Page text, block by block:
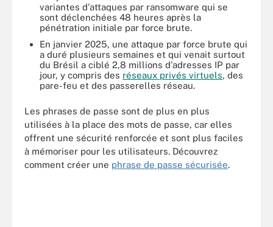
variantes d'attaques par ransomware qui se
sont déclenchées 48 heures après la
pénétration initiale par force brute.
En janvier 2025, une attaque par force brute qui
a duré plusieurs semaines et qui venait surtout
du Brésil a ciblé 2,8 millions d'adresses IP par
jour, y compris des réseaux privés virtuels, des
pare-feu et des passerelles réseau.
Les phrases de passe sont de plus en plus
utilisées à la place des mots de passe, car elles
offrent une sécurité renforcée et sont plus faciles
à mémoriser pour les utilisateurs. Découvrez
comment créer une phrase de passe sécurisée.